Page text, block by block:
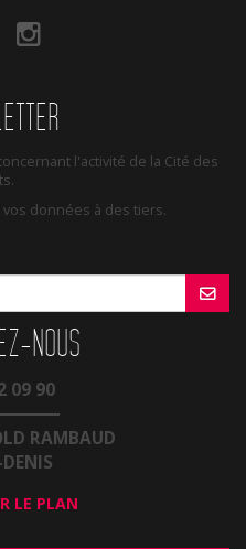
l'activité de la Cité des
données à des tiers.
NOUS
09 90
RAMBAUD
LE PLAN